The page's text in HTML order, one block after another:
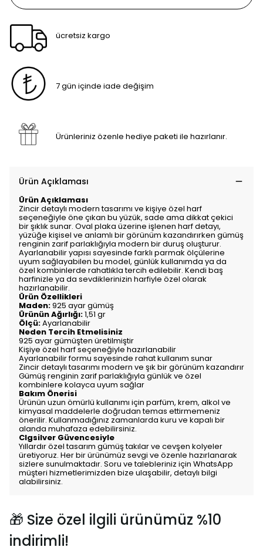
ücretsiz kargo
7 gün içinde iade değişim
Ürünleriniz özenle hediye paketi ile hazırlanır.
Ürün Açıklaması
Ürün Açıklaması
Zincir detaylı modern tasarımı ve kişiye özel harf
seçeneğiyle öne çıkan bu yüzük, sade ama dikkat çekici
bir şıklık sunar. Oval plaka üzerine işlenen harf detayı,
yüzüğe kişisel ve anlamlı bir görünüm kazandırırken gümüş
renginin zarif parlaklığıyla modern bir duruş oluşturur.
Ayarlanabilir yapısı sayesinde farklı parmak ölçülerine
uyum sağlayabilen bu model, günlük kullanımda ya da
özel kombinlerde rahatlıkla tercih edilebilir. Kendi baş
harfinizle ya da sevdiklerinizin harfiyle özel olarak
hazırlanabilir.
Ürün Özellikleri
Maden:925 ayar gümüş
Ürünün Ağırlığı:1,51 gr
Ölçü:Ayarlanabilir
Neden Tercih Etmelisiniz
925 ayar gümüşten üretilmiştir
Kişiye özel harf seçeneğiyle hazırlanabilir
Ayarlanabilir formu sayesinde rahat kullanım sunar
Zincir detaylı tasarımı modern ve şık bir görünüm kazandırır
Gümüş renginin zarif parlaklığıyla günlük ve özel
kombinlere kolayca uyum sağlar
Bakım Önerisi
Ürünün uzun ömürlü kullanımı için parfüm, krem, alkol ve
kimyasal maddelerle doğrudan temas ettirmemeniz
önerilir. Kullanmadığınız zamanlarda kuru ve kapalı bir
alanda muhafaza edebilirsiniz.
Clgsilver Güvencesiyle
Yıllardır özel tasarım gümüş takılar ve cevşen kolyeler
üretiyoruz. Her bir ürünümüz sevgi ve özenle hazırlanarak
sizlere sunulmaktadır. Soru ve talebleriniz için WhatsApp
müşteri hizmetlerimizden bize ulaşabilir, detaylı bilgi
alabilirsiniz.
🎁 Size özel ilgili ürünümüz %10
indirimli!